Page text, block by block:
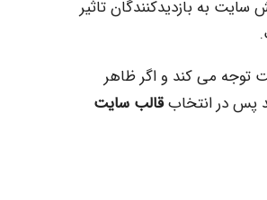
سایت به بازدیدکنندگان تاثیر
توجه می کند و اگر ظاهر
پس در انتخابقالب سایت